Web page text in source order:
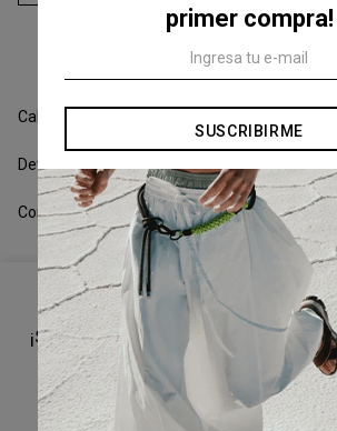
Calcular Envío
Devoluciones
Conocer todos los Medios de Pago
¡Suscríbete a nuestro newsletter y
10% OFF en tu primera
primer compra!
SUSCRIBIRME